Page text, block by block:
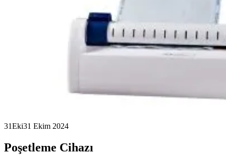
31Eki31 Ekim 2024
Poşetleme Cihazı